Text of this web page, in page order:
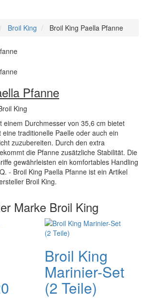
Broil King Broil King Paella Pfanne
Pfanne
King
einem Durchmesser von 35,6 cm bietet
traditionelle Paelle oder auch ein
zuzubereiten. Durch den extra
die Pfanne zusätzliche Stabilität. Die
gewährleisten ein komfortables Handling
- Broil King Paella Pfanne ist ein Artikel
Broil King.
Marke Broil King
Broil King
Marinier-Set
(2 Teile)